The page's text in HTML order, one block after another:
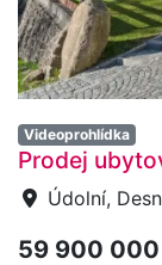
Videoprohlídka
Prodej
Údolní,
59 900 000